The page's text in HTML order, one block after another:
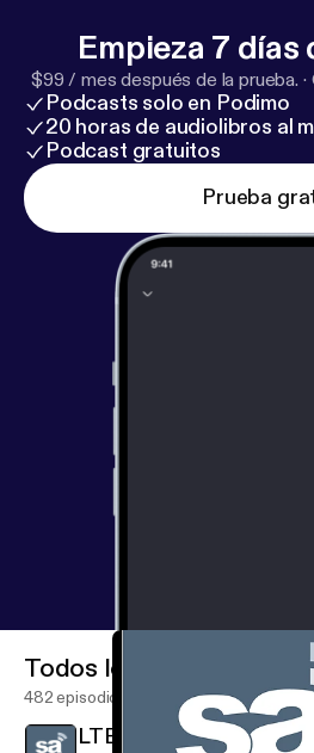
Empieza 7 días
$99 / mes después de la prueba. ·
Podcasts solo en Podimo
20 horas de audiolibros al
Podcast gratuitos
Prueba
Todos los episodios
482 episodios
LTBS TV Program 306